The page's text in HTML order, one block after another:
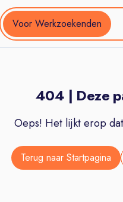
Voor Werkzoekenden
404 | Deze
Oeps! Het lijkt erop
Terug naar Startpagina